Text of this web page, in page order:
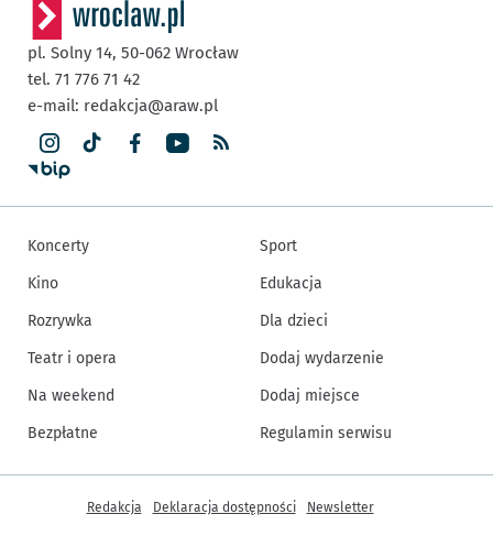
pl. Solny 14, 50-062 Wrocław
tel. 71 776 71 42
e-mail: redakcja@araw.pl
Koncerty
Kino
Rozrywka
Teatr i opera
Na weekend
Bezpłatne
Sport
Edukacja
Dla dzieci
Dodaj wydarzenie
Dodaj miejsce
Regulamin serwisu
Inne informacje
Redakcja Deklaracja dostępności Newsletter